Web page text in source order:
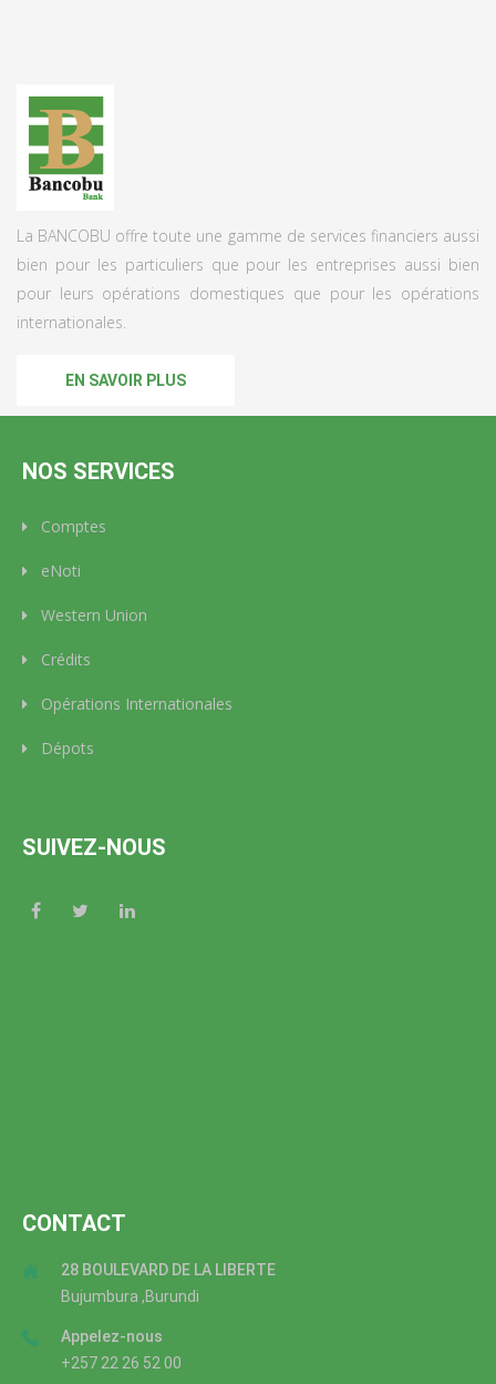
La BANCOBU offre toute une gamme de services financiers aussi
bien pour les particuliers que pour les entreprises aussi bien
pour leurs opérations domestiques que pour les opérations
internationales.
EN SAVOIR PLUS
NOS SERVICES
Comptes
eNoti
Western Union
Crédits
Opérations Internationales
Dépots
SUIVEZ-NOUS
CONTACT
28 BOULEVARD DE LA LIBERTE
Bujumbura ,Burundi
Appelez-nous
+257 22 26 52 00